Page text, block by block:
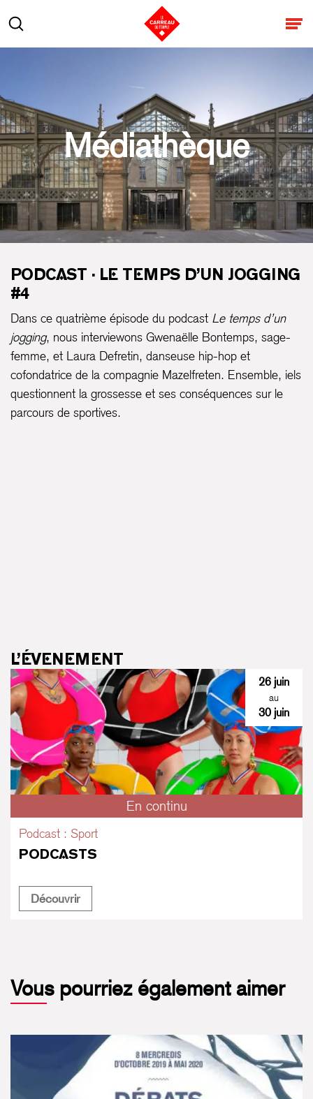
Rechercher
Médiathèque
PODCAST · LE TEMPS D’UN JOGGING
#4
Dans ce quatrième épisode du podcast Le temps d’un
jogging, nous interviewons Gwenaëlle Bontemps, sage-
femme, et Laura Defretin, danseuse hip-hop et
cofondatrice de la compagnie Mazelfreten. Ensemble, iels
questionnent la grossesse et ses conséquences sur le
parcours de sportives.
L’ÉVENEMENT
26 juin
au
30 juin
En continu
Podcast : Sport
PODCASTS
DécouvrirPodcasts
Vous pourriez également aimer